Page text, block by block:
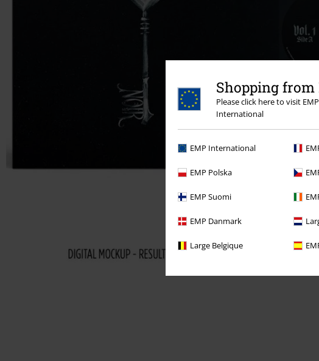
Shopping
Please click here to visit
International
EMP International
EMP Polska
EMP Suomi
EMP Danmark
Large Belgique